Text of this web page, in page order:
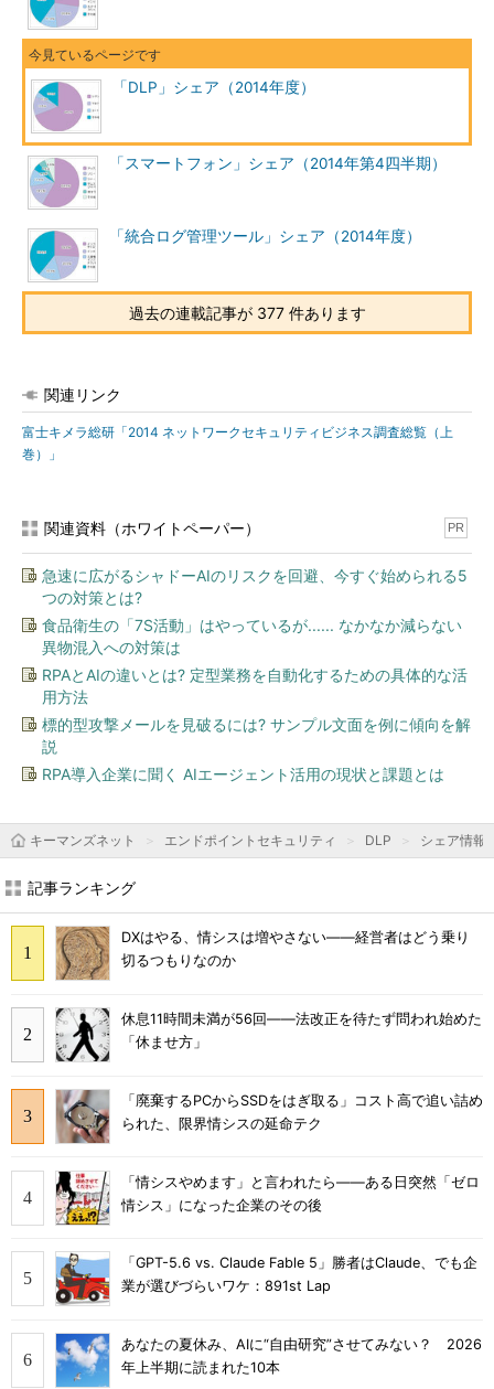
「DLP」シェア（2014年度）
「スマートフォン」シェア（2014年第4四半期）
「統合ログ管理ツール」シェア（2014年度）
過去の連載記事が 377 件あります
関連リンク
富士キメラ総研「2014 ネットワークセキュリティビジネス調査総覧（上
巻）」
関連資料（ホワイトペーパー） PR
急速に広がるシャドーAIのリスクを回避、今すぐ始められる5
つの対策とは?
食品衛生の「7S活動」はやっているが...... なかなか減らない
異物混入への対策は
RPAとAIの違いとは? 定型業務を自動化するための具体的な活
用方法
標的型攻撃メールを見破るには? サンプル文面を例に傾向を解
説
RPA導入企業に聞く AIエージェント活用の現状と課題とは
キーマンズネット エンドポイントセキュリティ DLP シェア情報
記事ランキング
DXはやる、情シスは増やさない――経営者はどう乗り
切るつもりなのか
休息11時間未満が56回――法改正を待たず問われ始めた
「休ませ方」
「廃棄するPCからSSDをはぎ取る」コスト高で追い詰め
られた、限界情シスの延命テク
「情シスやめます」と言われたら――ある日突然「ゼロ
情シス」になった企業のその後
「GPT-5.6 vs. Claude Fable 5」勝者はClaude、でも企
業が選びづらいワケ：891st Lap
あなたの夏休み、AIに“自由研究”させてみない？ 2026
年上半期に読まれた10本